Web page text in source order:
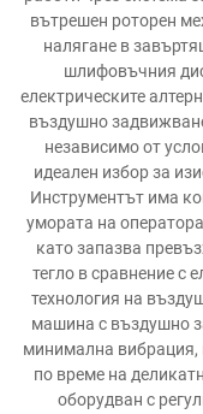
вътрешен роторен
налягане в
шлифовъчния
електрическите
въздушно
независимо от
идеален избор за
Инструментът има
умората на
като запазва
тегло в сравнение с
технология на
машина с въздушно
минимална вибрация,
по време на
оборудван с